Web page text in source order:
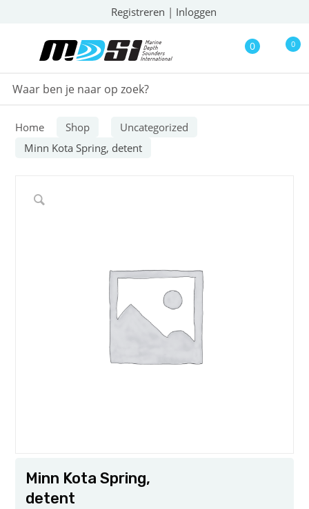
Registreren | Inloggen
0 0
Home Shop
Uncategorized
Minn Kota Spring, detent
Minn Kota Spring,
detent